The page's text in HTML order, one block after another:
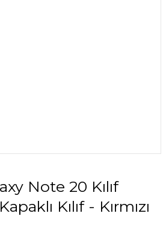
Note 20 Kılıf
Kılıf - Kırmızı